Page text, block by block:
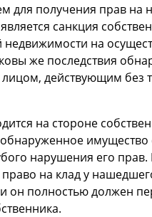
для получения прав на
санкция
недвижимости на
же последствия
действующим без
на стороне
имущество
нарушения его прав.
право на клад у
он полностью должен